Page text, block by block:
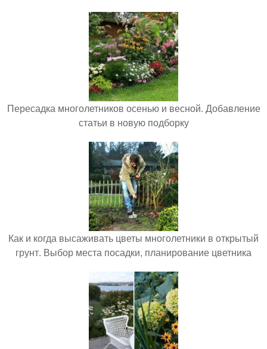
Пересадка многолетников осенью и весной. Добавление
статьи в новую подборку
Как и когда высаживать цветы многолетники в открытый
грунт. Выбор места посадки, планирование цветника